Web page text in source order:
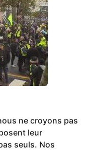
ne croyons pas
leur
seuls. Nos